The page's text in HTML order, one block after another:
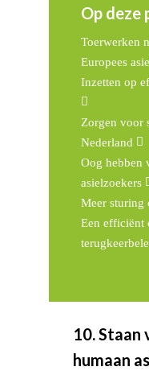
Op deze
Toerwerken
Europees
Inzetten op
Zorgen voor
Nederland
Oog hebben
asielzoekers
Meer sturing
Een efficiënt
10. Staan
humaan